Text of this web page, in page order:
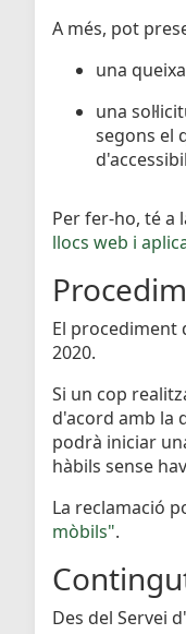
A més, pot
una
una
segons el
Per fer-ho, té a
llocs web i
El procediment
2020.
Si un cop
d'acord amb la
podrà iniciar
hàbils sense
La reclamació
mòbils".
Des del Servei